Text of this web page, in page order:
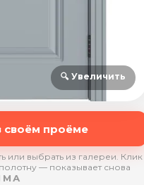
🔍 Увеличить
своём проёме
или выбрать из галереи. Клик
— показывает снова